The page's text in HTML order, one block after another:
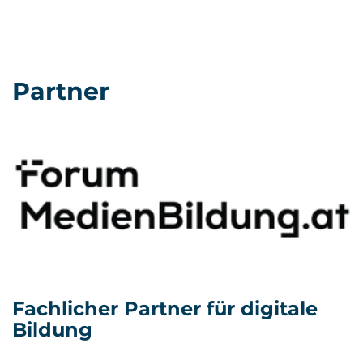
Partner
Fachlicher Partner für digitale
Bildung